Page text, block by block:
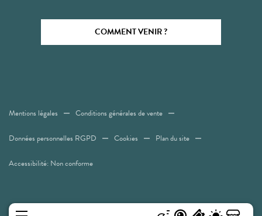
COMMENT VENIR ?
Mentions légales Conditions générales de vente
Données personnelles RGPD Cookies Plan du site
Accessibilité: Non conforme